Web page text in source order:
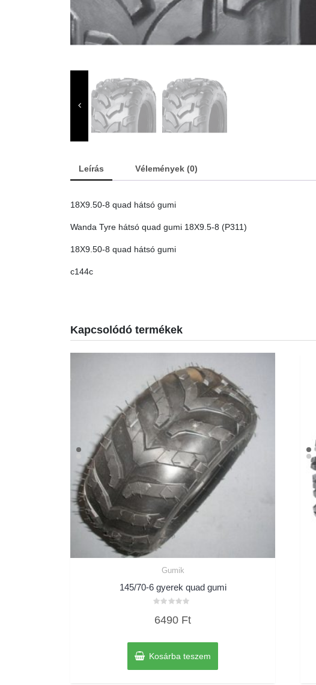
Leírás Vélemények (0)
18X9.50-8 quad hátsó gumi
Wanda Tyre hátsó quad gumi 18X9.5-8 (P311)
18X9.50-8 quad hátsó gumi
c144c
Kapcsolódó termékek
Gumik
145/70-6 gyerek quad gumi
0
6490 Ft
Kosárba teszem